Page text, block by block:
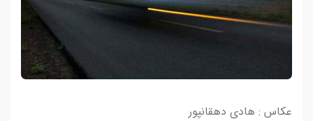
عکاس : هادی دهقانپور